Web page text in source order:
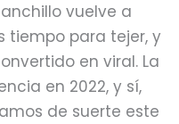
vuelve a
tiempo para tejer, y
en viral. La
en 2022, y sí,
de suerte este